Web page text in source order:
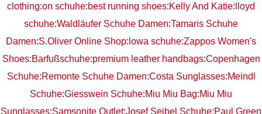
clothing:on schuhe:best running shoes:Kelly And Katie: lloyd
schuhe:Waldläufer Schuhe Damen:Tamaris Schuhe
Damen:S.Oliver Online Shop: lowa schuhe:Zappos Women's
Shoes:Barfußschuhe:premium leather handbags:Copenhagen
Schuhe:Remonte Schuhe Damen:Costa Sunglasses:Meindl
Schuhe:Giesswein Schuhe:Miu Miu Bag:Miu Miu
Sunglasses:Samsonite Outlet:Josef Seibel Schuhe:Paul Green